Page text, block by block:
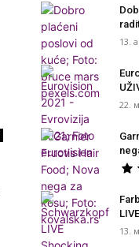
13.
22.
13.